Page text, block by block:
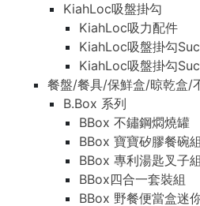
KiahLoc吸盤掛勾
KiahLoc吸力配件
KiahLoc吸盤掛勾
KiahLoc吸盤掛勾
餐盤/餐具/保鮮盒/晾乾盒/
B.Box 系列
BBox 不鏽鋼燜燒罐
BBox 寶寶矽膠餐碗組
BBox 專利湯匙叉子組
BBox四合一套裝組
BBox 野餐便當盒迷